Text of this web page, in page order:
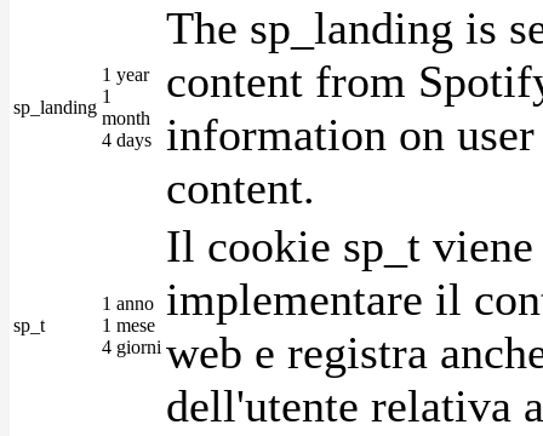
sp_landing
1 year
1
month
4 days
The sp_landing is
content from
information on
content.
sp_t
1 anno
1 mese
4 giorni
Il cookie sp_t
implementare il
web e registra
dell'utente relativa